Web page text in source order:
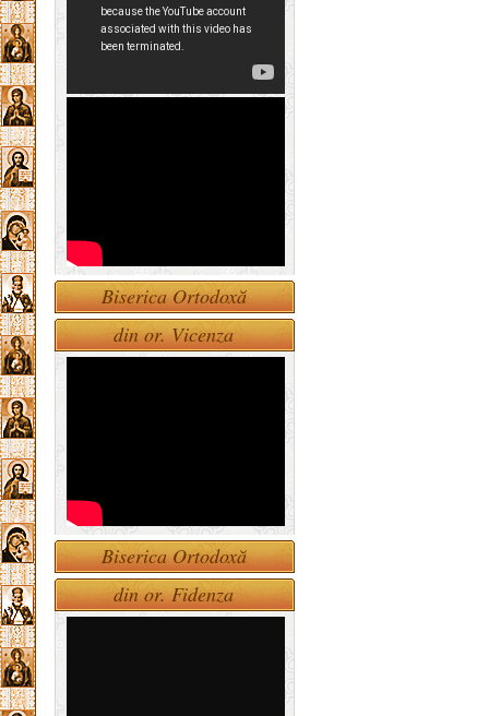
Biserica Ortodoxă
din or. Vicenza
Biserica Ortodoxă
din or. Fidenza